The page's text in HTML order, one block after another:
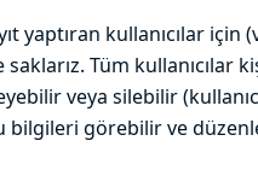
yaptıran kullanıcılar için
Tüm kullanıcılar
veya silebilir
bilgileri görebilir ve